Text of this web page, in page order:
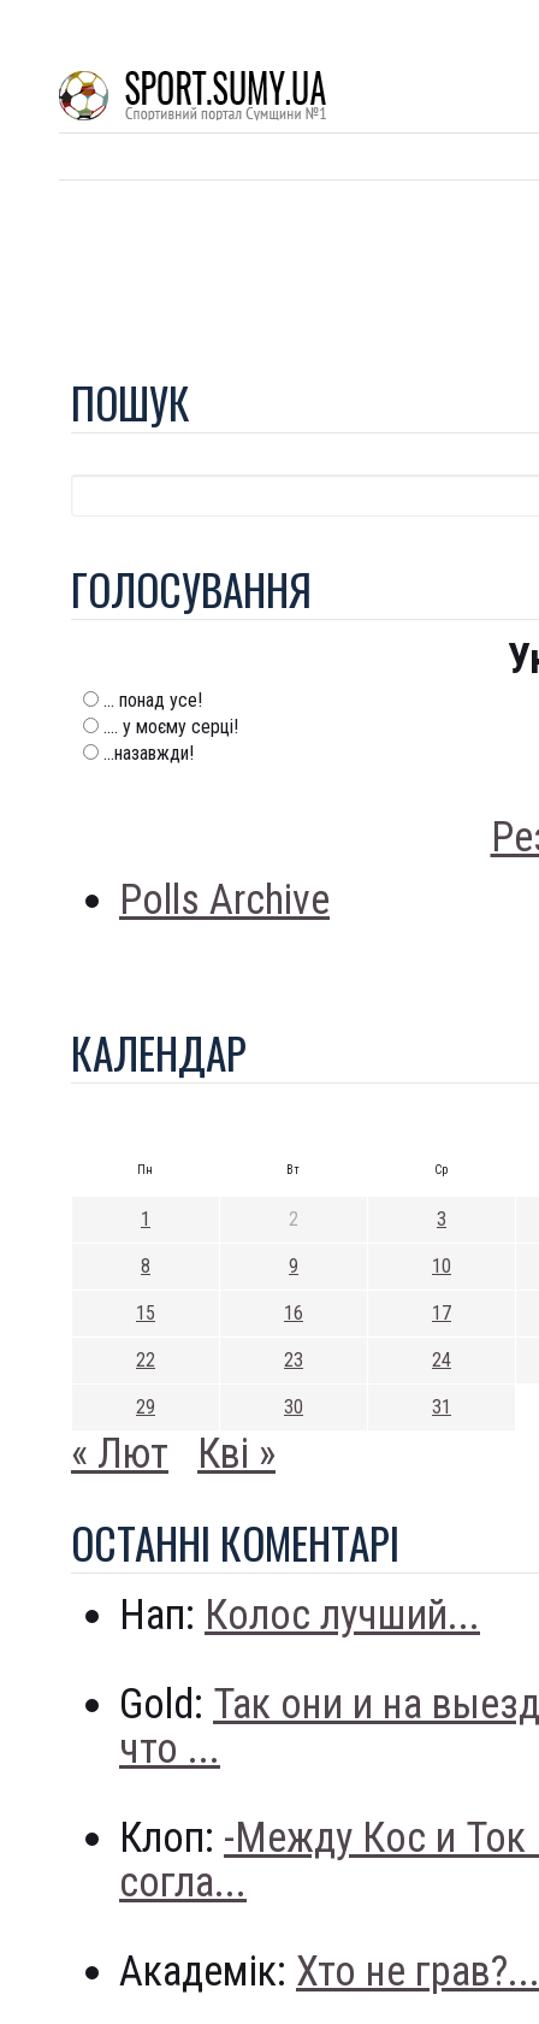
ПОШУК
ГОЛОСУВАННЯ
... понад усе!
.... у моєму серці!
...назавжди!
Polls Archive
КАЛЕНДАР
Пн Вт Ср
1 2 3
8 9 10
15 16 17
22 23 24
29 30 31
« Лют Кві »
ОСТАННI КОМЕНТАРI
Нап: Колос лучший...
Gold: Так они и на
что ...
Клоп: -Между Кос и
согла...
Академік: Хто не грав?...